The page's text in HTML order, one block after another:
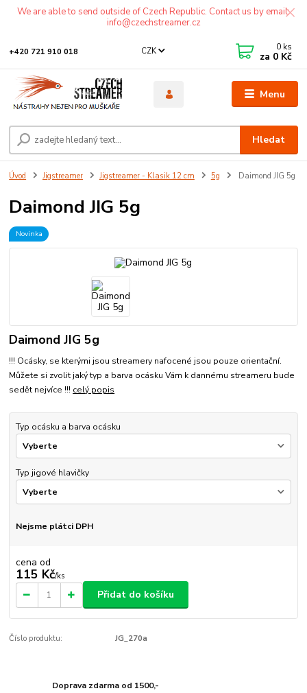
We are able to send outside of Czech Republic. Contact us by email:
info@czechstreamer.cz
Menu
CZK
Hledat
+420 721 910 018 0 ks
za 0 Kč
Úvod Jigstreamer Jigstreamer - Klasik 12 cm 5g Daimond JIG 5g
Daimond JIG 5g
Novinka
Daimond JIG 5g
!!! Ocásky, se kterými jsou streamery nafocené jsou pouze orientační.
Můžete si zvolit jaký typ a barva ocásku Vám k dannému streameru bude
sedět nejvíce !!! celý popis
Typ ocásku a barva ocásku
Typ jigové hlavičky
Nejsme plátci DPH
cena od
115 Kč/ks
Přidat do košíku
Číslo produktu: JG_270a
Doprava zdarma od 1500,-